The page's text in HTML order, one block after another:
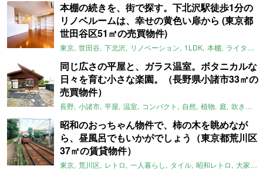
本棚の続きを、街で探す。下北沢駅徒歩1分の
リノベルームは、幸せの黄色い扉から (東京都
世田谷区51㎡の売買物件)
東京 世田谷 下北沢 リノベーション 1LDK 本棚 ライター：ほしりょうこ
同じ広さの平屋と、ガラス温室。ボタニカルな
日々を育む小さな楽園。（長野県小諸市33㎡の
売買物件）
長野 小諸市 平屋 温室 コンパクト 自然 植物 庭 吹き抜け
昭和のおっちゃん物件で、柿の木を眺めなが
ら、昼風呂でもいかがでしょう（東京都荒川区
37㎡の賃貸物件）
東京 荒川区 レトロ 一人暮らし タイル 昭和レトロ 大家女子